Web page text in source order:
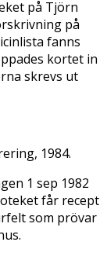
på Tjörn
på
fanns
kortet in
skrevs ut
1984.
1 sep 1982
får recept
som prövar